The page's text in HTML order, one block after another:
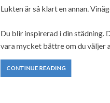
Lukten är så klart en annan.
Du blir inspirerad i din städning.
vara mycket bättre om du väljer
CONTINUE READING